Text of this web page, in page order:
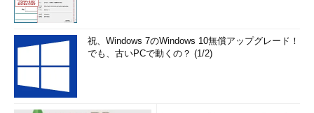
祝、Windows 7のWindows 10無償アップグレード！
でも、古いPCで動くの？ (1/2)